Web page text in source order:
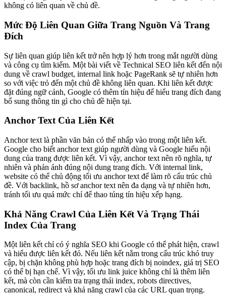
không có liên quan về chủ đề.
Mức Độ Liên Quan Giữa Trang Nguồn Và Trang
Đích
Sự liên quan giúp liên kết trở nên hợp lý hơn trong mắt người dùng
và công cụ tìm kiếm. Một bài viết về Technical SEO liên kết đến nội
dung về crawl budget, internal link hoặc PageRank sẽ tự nhiên hơn
so với việc trỏ đến một chủ đề không liên quan. Khi liên kết được
đặt đúng ngữ cảnh, Google có thêm tín hiệu để hiểu trang đích đang
bổ sung thông tin gì cho chủ đề hiện tại.
Anchor Text Của Liên Kết
Anchor text là phần văn bản có thể nhấp vào trong một liên kết.
Google cho biết anchor text giúp người dùng và Google hiểu nội
dung của trang được liên kết. Vì vậy, anchor text nên rõ nghĩa, tự
nhiên và phản ánh đúng nội dung trang đích. Với internal link,
website có thể chủ động tối ưu anchor text để làm rõ cấu trúc chủ
đề. Với backlink, hồ sơ anchor text nên đa dạng và tự nhiên hơn,
tránh tối ưu quá mức chỉ để thao túng tín hiệu xếp hạng.
Khả Năng Crawl Của Liên Kết Và Trạng Thái
Index Của Trang
Một liên kết chỉ có ý nghĩa SEO khi Google có thể phát hiện, crawl
và hiểu được liên kết đó. Nếu liên kết nằm trong cấu trúc khó truy
cập, bị chặn không phù hợp hoặc trang đích bị noindex, giá trị SEO
có thể bị hạn chế. Vì vậy, tối ưu link juice không chỉ là thêm liên
kết, mà còn cần kiểm tra trạng thái index, robots directives,
canonical, redirect và khả năng crawl của các URL quan trọng.